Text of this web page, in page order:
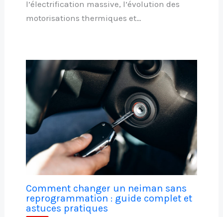
l’électrification massive, l’évolution des
motorisations thermiques et…
Comment changer un neiman sans
reprogrammation : guide complet et
astuces pratiques